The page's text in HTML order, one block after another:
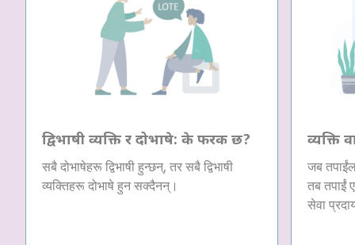
द्विभाषी व्यक्ति र दोभाषे: के फरक छ?
सबै दोभाषेहरू द्विभाषी हुन्छन्, तर सबै द्विभाषी
व्यक्तिहरू दोभाषे हुन सक्दैनन्।
व्यक्ति
जब
तब तपाईं
सेवा